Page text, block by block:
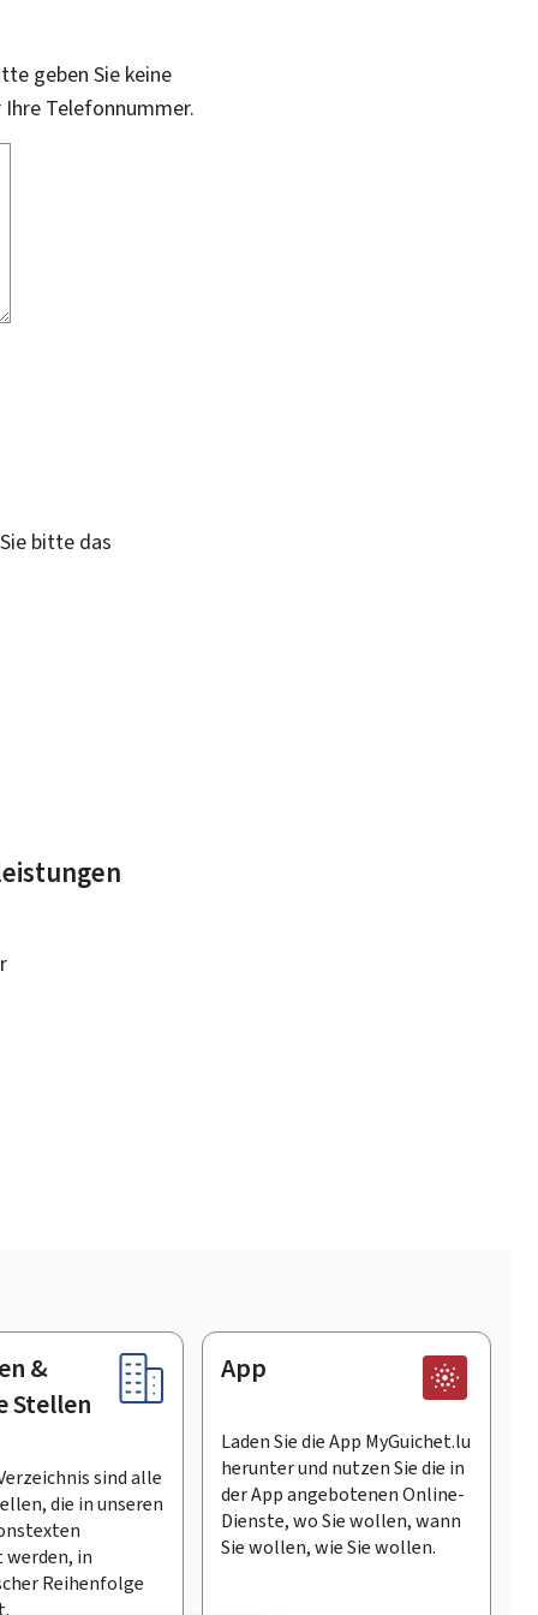
geben Sie keine
Telefonnummer.
bitte das
&
Stellen
sind alle
die in unseren
in
Reihenfolge
App
Laden Sie die App MyGuichet.lu
herunter und nutzen Sie die in
der App angebotenen Online-
Dienste, wo Sie wollen, wann
Sie wollen, wie Sie wollen.